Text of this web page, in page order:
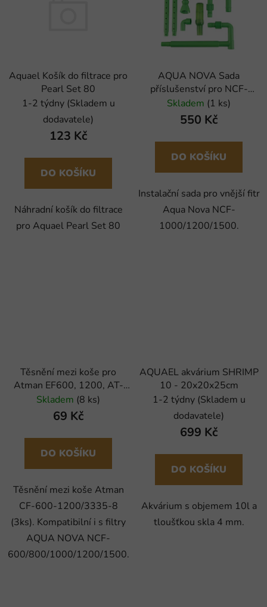
Aquael Košík do filtrace pro
Pearl Set 80
1-2 týdny (Skladem u
dodavatele)
123 Kč
DO KOŠÍKU
Náhradní košík do filtrace
pro Aquael Pearl Set 80
AQUA NOVA Sada
příslušenství pro NCF-
1000/1200/1500
Skladem (1 ks)
550 Kč
DO KOŠÍKU
Instalační sada pro vnější fitr
Aqua Nova NCF-
1000/1200/1500.
Těsnění mezi koše pro
Atman EF600, 1200, AT-
3335-8, 3 ks
Skladem (8 ks)
69 Kč
DO KOŠÍKU
Těsnění mezi koše Atman
CF-600-1200/3335-8
(3ks). Kompatibilní i s filtry
AQUA NOVA NCF-
600/800/1000/1200/1500.
AQUAEL akvárium SHRIMP
10 - 20x20x25cm
1-2 týdny (Skladem u
dodavatele)
699 Kč
DO KOŠÍKU
Akvárium s objemem 10l a
tloušťkou skla 4 mm.